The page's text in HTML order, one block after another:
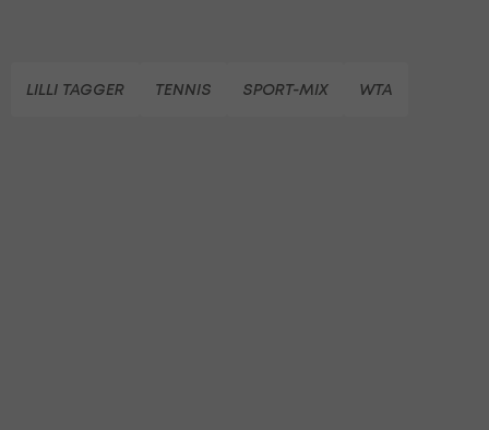
LILLI TAGGER TENNIS SPORT-MIX WTA